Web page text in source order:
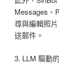
Messages、
尋與編輯照
送郵件。
3. LLM 驅動